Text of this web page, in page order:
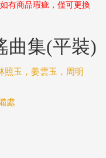
有商品瑕疵，僅可更換
曲集(平裝)
照玉，姜雲玉，周明
處